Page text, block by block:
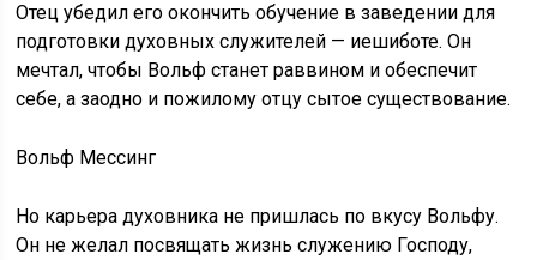
Отец убедил его окончить обучение в заведении для
подготовки духовных служителей — иешиботе. Он
мечтал, чтобы Вольф станет раввином и обеспечит
себе, а заодно и пожилому отцу сытое существование.
Вольф Мессинг
Но карьера духовника не пришлась по вкусу Вольфу.
Он не желал посвящать жизнь служению Господу,